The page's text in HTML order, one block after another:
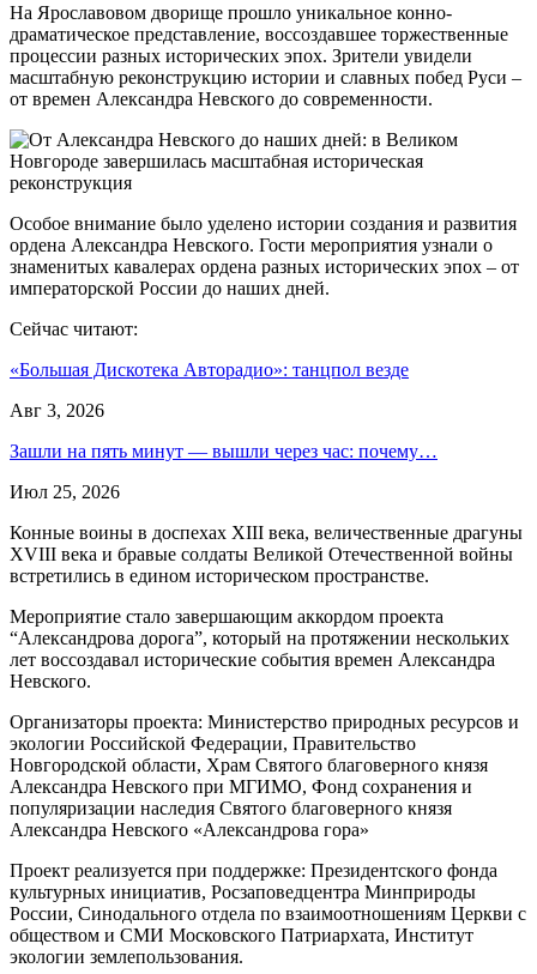
На Ярославовом дворище прошло уникальное конно-
драматическое представление, воссоздавшее торжественные
процессии разных исторических эпох. Зрители увидели
масштабную реконструкцию истории и славных побед Руси –
от времен Александра Невского до современности.
Особое внимание было уделено истории создания и развития
ордена Александра Невского. Гости мероприятия узнали о
знаменитых кавалерах ордена разных исторических эпох – от
императорской России до наших дней.
Сейчас читают:
«Большая Дискотека Авторадио»: танцпол везде
Авг 3, 2026
Зашли на пять минут — вышли через час: почему…
Июл 25, 2026
Конные воины в доспехах XIII века, величественные драгуны
XVIII века и бравые солдаты Великой Отечественной войны
встретились в едином историческом пространстве.
Мероприятие стало завершающим аккордом проекта
“Александрова дорога”, который на протяжении нескольких
лет воссоздавал исторические события времен Александра
Невского.
Организаторы проекта: Министерство природных ресурсов и
экологии Российской Федерации, Правительство
Новгородской области, Храм Святого благоверного князя
Александра Невского при МГИМО, Фонд сохранения и
популяризации наследия Святого благоверного князя
Александра Невского «Александрова гора»
Проект реализуется при поддержке: Президентского фонда
культурных инициатив, Росзаповедцентра Минприроды
России, Синодального отдела по взаимоотношениям Церкви с
обществом и СМИ Московского Патриархата, Институт
экологии землепользования.